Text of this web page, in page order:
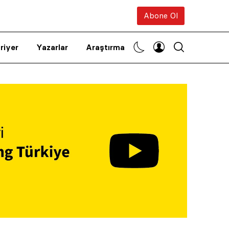
Abone Ol
Yazarlar Araştırma